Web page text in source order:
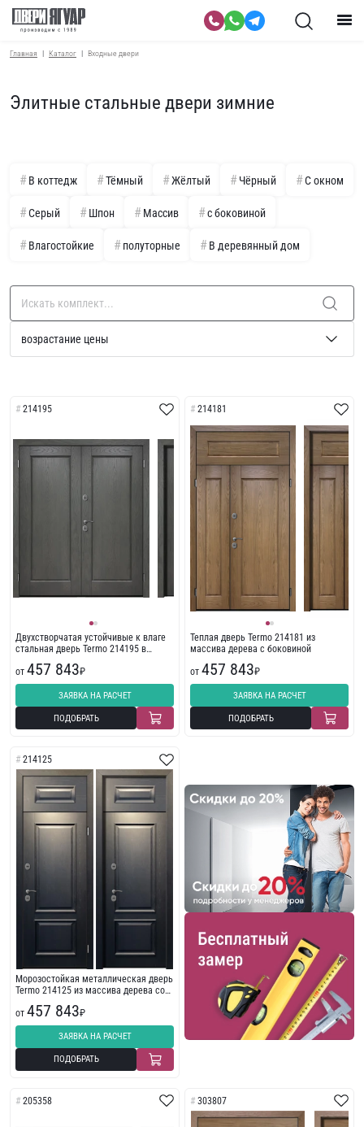
Главная Каталог Входные двери
Элитные стальные двери зимние
В коттедж Тёмный Жёлтый Чёрный С окном
Серый Шпон Массив с боковиной
Влагостойкие полуторные В деревянный дом
214195
Двухстворчатая устойчивые к влаге
стальная дверь Termo 214195 в
от 457 843₽
ЗАЯВКА НА РАСЧЕТ
ПОДОБРАТЬ
214181
Теплая дверь Termo 214181 из
массива дерева с боковиной
от 457 843₽
ЗАЯВКА НА РАСЧЕТ
ПОДОБРАТЬ
214125
Морозостойкая металлическая дверь
Termo 214125 из массива дерева со
от 457 843₽
ЗАЯВКА НА РАСЧЕТ
ПОДОБРАТЬ
205358 303807